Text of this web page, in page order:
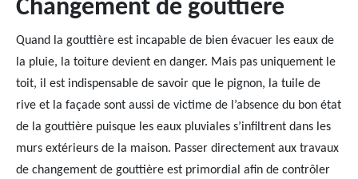
Changement de gouttière
Quand la gouttière est incapable de bien évacuer les eaux de
la pluie, la toiture devient en danger. Mais pas uniquement le
toit, il est indispensable de savoir que le pignon, la tuile de
rive et la façade sont aussi de victime de l’absence du bon état
de la gouttière puisque les eaux pluviales s’infiltrent dans les
murs extérieurs de la maison. Passer directement aux travaux
de changement de gouttière est primordial afin de contrôler